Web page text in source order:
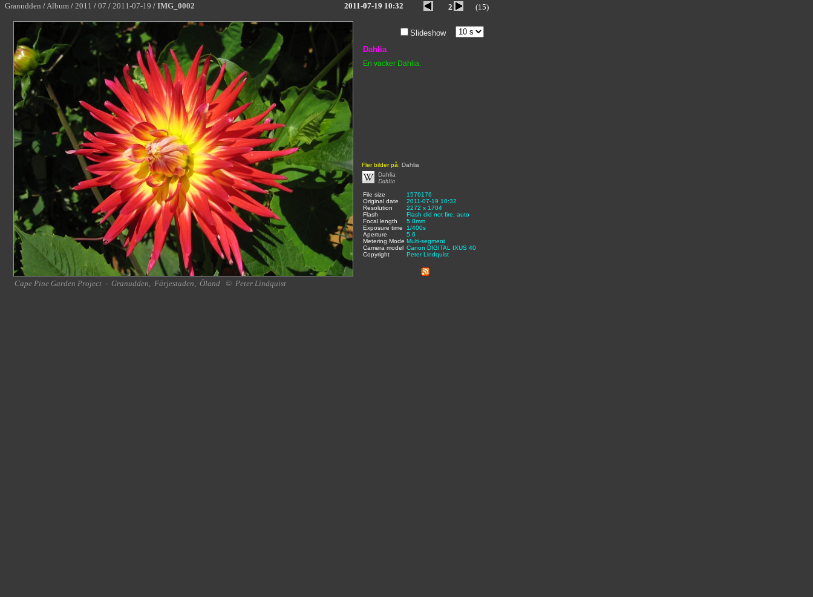
Granudden /Album / 2011 / 07 / 2011-07-19 / IMG_0002 2011-07-19 10:32 2 (15)
Slideshow
Dahlia
En vacker Dahlia.
Fler bilder på: Dahlia
Dahlia
Dahlia
File size
1576176
Original date
2011-07-19 10:32
Resolution
2272 x 1704
Flash
Flash did not fire, auto
Focal length
5.8mm
Exposure time
1/400s
Aperture
5.6
Metering Mode Multi-segment
Camera model Canon DIGITAL IXUS 40
Copyright
Peter Lindquist
Cape Pine Garden Project - Granudden, Färjestaden, Öland © Peter Lindquist